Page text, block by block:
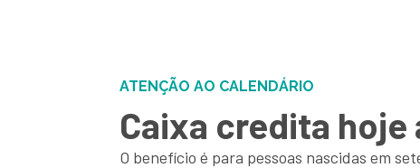
ATENÇÃO AO CALENDÁRIO
Caixa credita
O benefício é para pessoas nascidas em